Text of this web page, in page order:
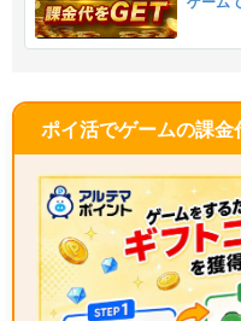
ポイ活でゲームの課金